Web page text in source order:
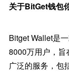
关于BitGet钱包
Bitget Wallet是
8000万用户，
广泛的服务，包